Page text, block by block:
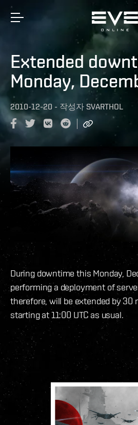
Extended
Monday,
2010-12-20 - 작성자 SVARTHOL
During downtime this Monday,
performing a deployment of
therefore, will be extended by 30
starting at 11:00 UTC as usual.